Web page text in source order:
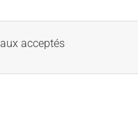
acceptés